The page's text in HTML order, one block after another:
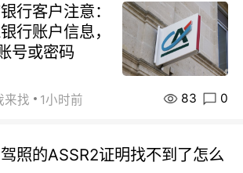
行客户注意：
行账户信息，
号或密码
来找 1小时前 83 0
照的ASSR2证明找不到了怎么